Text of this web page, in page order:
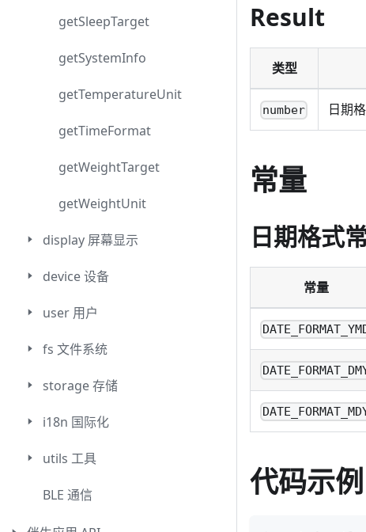
getSleepTarget
getSystemInfo
getTemperatureUnit
getTimeFormat
getWeightTarget
getWeightUnit
display 屏幕显示
device 设备
user 用户
fs 文件系统
storage 存储
i18n 国际化
utils 工具
BLE 通信
Result
类型
number 日期
常量
日期格式
常量
代码示例